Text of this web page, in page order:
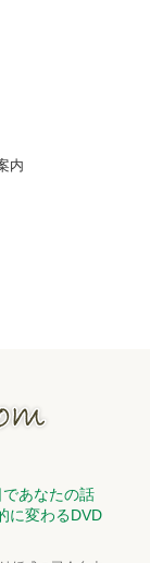
内
あなたの話
に変わるDVD